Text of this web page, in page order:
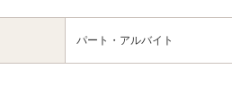
パート・アルバイト